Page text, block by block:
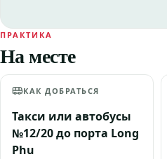
ПРАКТИКА
На месте
КАК ДОБРАТЬСЯ
Такси или автобусы
№12/20 до порта Long
Phu